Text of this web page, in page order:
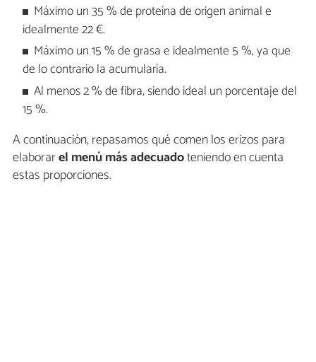
Máximo un 35 % de proteína de origen animal e
idealmente 22 €.
Máximo un 15 % de grasa e idealmente 5 %, ya que
de lo contrario la acumularía.
Al menos 2 % de fibra, siendo ideal un porcentaje del
15 %.
A continuación, repasamos qué comen los erizos para
elaborarel menú más adecuadoteniendo en cuenta
estas proporciones.